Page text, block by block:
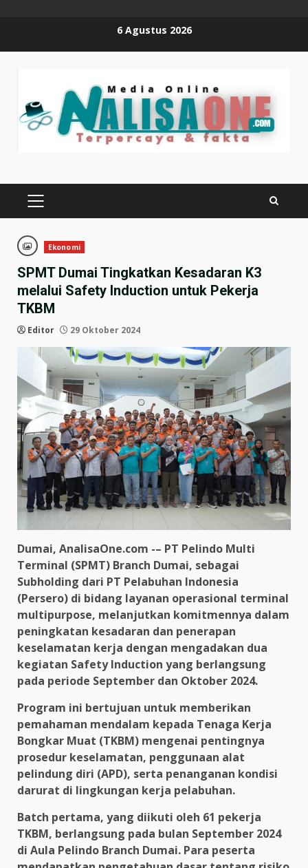
6 Agustus 2026
PRIMARY
Ekonomi
SPMT Dumai Tingkatkan Kesadaran K3
melalui Safety Induction untuk Pekerja
TKBM
Editor 29 Oktober 2024
Dumai, AnalisaOne.com -– PT Pelindo Multi
Terminal (SPMT) Branch Dumai, sebagai
Subholding dari PT Pelabuhan Indonesia
(Persero) di bidang layanan operasional terminal
multipurpose, melanjutkan komitmennya dalam
peningkatan kesadaran dan penerapan
keselamatan kerja dengan mengadakan dua
kegiatan Safety Induction yang berlangsung
pada periode September dan Oktober 2024.
Program ini bertujuan untuk memberikan
pemahaman mendalam kepada Tenaga Kerja
Bongkar Muat (TKBM) mengenai pentingnya
prosedur keselamatan, penggunaan alat
pelindung diri (APD), serta penanganan kondisi
darurat di lingkungan kerja pelabuhan.
Batch pertama, yang diikuti oleh 61 pekerja
TKBM, berlangsung pada bulan September 2024
di Aula Pelindo Branch Dumai. Para peserta